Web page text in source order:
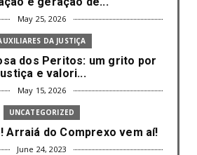
May 25, 2026
DA JUSTIÇA
dos Peritos: um grito por
e valori...
May 15, 2026
UNCATEGORIZED
Arraiá do Comprexo vem aí!
June 24, 2023